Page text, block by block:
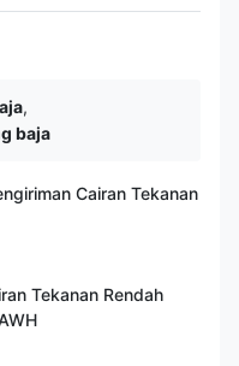
,
baja
Cairan Tekanan
Tekanan Rendah